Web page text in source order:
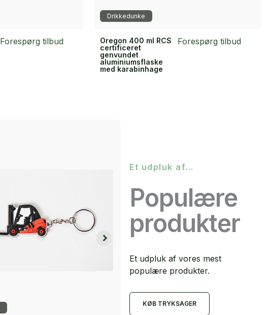
Forespørg tilbud
Drikkedunke
Oregon 400 ml RCS
certificeret
genvundet
aluminiumsflaske
med karabinhage
Forespørg tilbud
Kuglepenne
Et udpluk af...
Populære
produkter
Et udpluk af vores mest
populære produkter.
KØB TRYKSAGER